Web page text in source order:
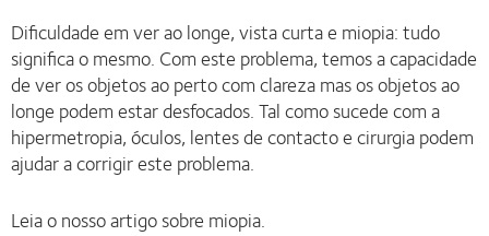
Dificuldade em ver ao longe, vista curta e miopia: tudo
significa o mesmo. Com este problema, temos a capacidade
de ver os objetos ao perto com clareza mas os objetos ao
longe podem estar desfocados. Tal como sucede com a
hipermetropia, óculos, lentes de contacto e cirurgia podem
ajudar a corrigir este problema.
Leia o nosso artigo sobre miopia.